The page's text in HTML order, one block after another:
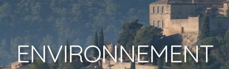
ENVIRONNEMENT